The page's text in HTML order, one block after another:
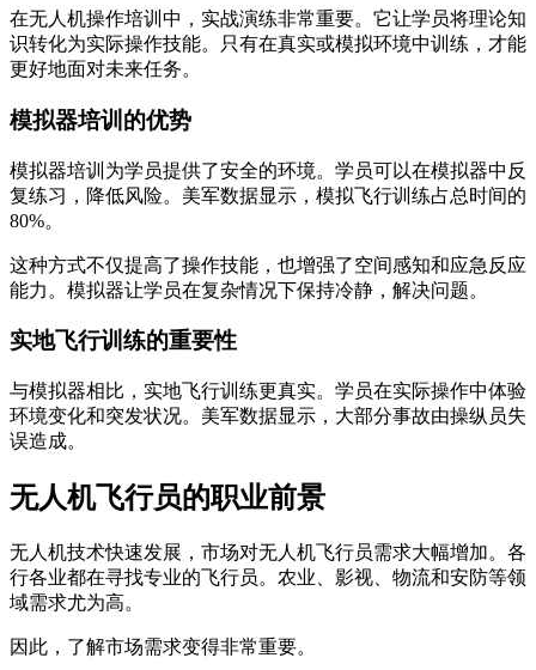
在无人机操作培训中，实战演练非常重要。它让学员将理论知
识转化为实际操作技能。只有在真实或模拟环境中训练，才能
更好地面对未来任务。
模拟器培训的优势
模拟器培训为学员提供了安全的环境。学员可以在模拟器中反
复练习，降低风险。美军数据显示，模拟飞行训练占总时间的
80%。
这种方式不仅提高了操作技能，也增强了空间感知和应急反应
能力。模拟器让学员在复杂情况下保持冷静，解决问题。
实地飞行训练的重要性
与模拟器相比，实地飞行训练更真实。学员在实际操作中体验
环境变化和突发状况。美军数据显示，大部分事故由操纵员失
误造成。
无人机飞行员的职业前景
无人机技术快速发展，市场对无人机飞行员需求大幅增加。各
行各业都在寻找专业的飞行员。农业、影视、物流和安防等领
域需求尤为高。
因此，了解市场需求变得非常重要。